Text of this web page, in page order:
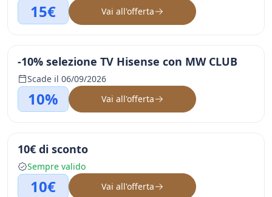
15€ Vai all'offerta
-10% selezione TV Hisense con MW CLUB
Scade il 06/09/2026
10% Vai all'offerta
10€ di sconto
Sempre valido
10€ Vai all'offerta